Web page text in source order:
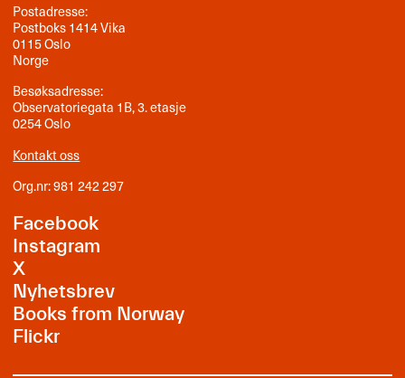
Postadresse:
Postboks 1414 Vika
0115 Oslo
Norge
Besøksadresse:
Observatoriegata 1B, 3. etasje
0254 Oslo
Kontakt oss
Org.nr: 981 242 297
Facebook
Instagram
X
Nyhetsbrev
Books from Norway
Flickr